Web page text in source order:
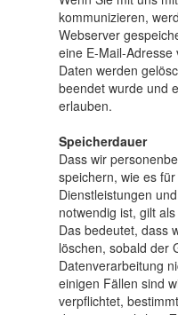
kommunizieren,
Webserver
eine E-Mail-
Daten werden
beendet wurde und
erlauben.
Speicherdauer
Dass wir
speichern, wie es
Dienstleistungen
notwendig ist, gilt
Das bedeutet, dass
löschen, sobald der
Datenverarbeitung
einigen Fällen sind
verpflichtet,